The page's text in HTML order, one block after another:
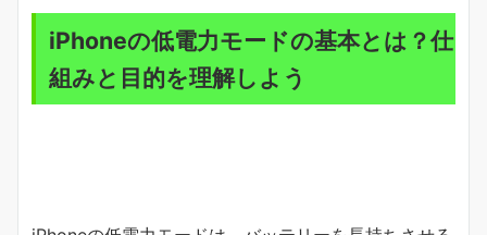
iPhoneの低電力モードの基本とは？仕
組みと目的を理解しよう